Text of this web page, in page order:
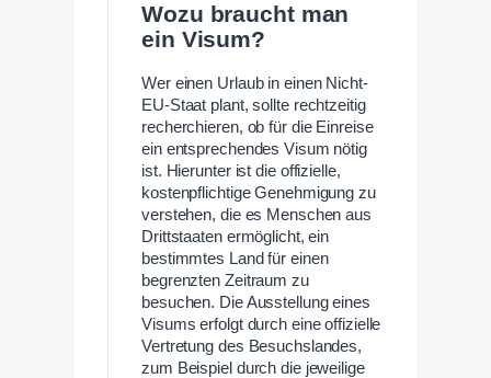
Wozu braucht man
ein Visum?
Wer einen Urlaub in einen Nicht-
EU-Staat plant, sollte rechtzeitig
recherchieren, ob für die Einreise
ein entsprechendes Visum nötig
ist. Hierunter ist die offizielle,
kostenpflichtige Genehmigung zu
verstehen, die es Menschen aus
Drittstaaten ermöglicht, ein
bestimmtes Land für einen
begrenzten Zeitraum zu
besuchen. Die Ausstellung eines
Visums erfolgt durch eine offizielle
Vertretung des Besuchslandes,
zum Beispiel durch die jeweilige